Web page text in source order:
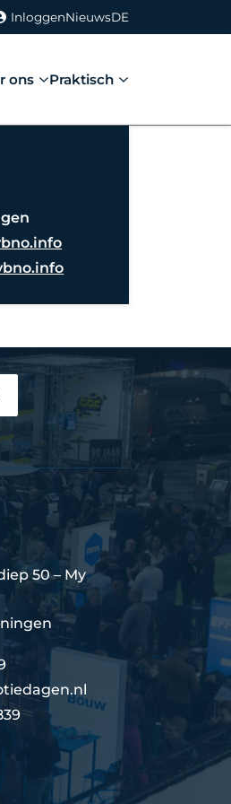
InloggenNieuwsDE
ons Praktisch
50 – My